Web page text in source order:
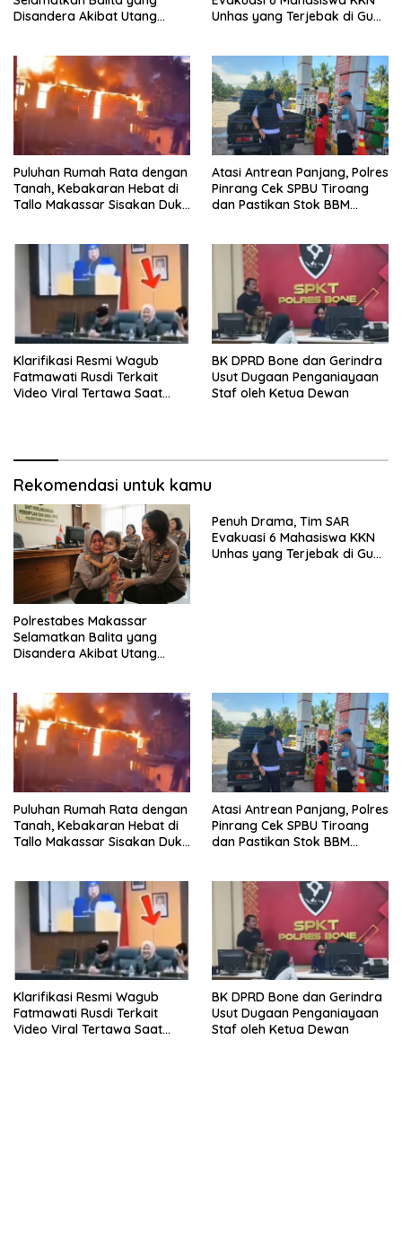
Disandera Akibat Utang
Unhas yang Terjebak di Gua
Puluhan Rumah Rata dengan
Tanah, Kebakaran Hebat di
Tallo Makassar Sisakan Duka
Atasi Antrean Panjang, Polres
Pinrang Cek SPBU Tiroang
dan Pastikan Stok BBM
Klarifikasi Resmi Wagub
Fatmawati Rusdi Terkait
Video Viral Tertawa Saat
BK DPRD Bone dan Gerindra
Usut Dugaan Penganiayaan
Staf oleh Ketua Dewan
Rekomendasi untuk kamu
Polrestabes Makassar
Selamatkan Balita yang
Disandera Akibat Utang
Penuh Drama, Tim SAR
Evakuasi 6 Mahasiswa KKN
Unhas yang Terjebak di Gua
Puluhan Rumah Rata dengan
Tanah, Kebakaran Hebat di
Tallo Makassar Sisakan Duka
Atasi Antrean Panjang, Polres
Pinrang Cek SPBU Tiroang
dan Pastikan Stok BBM
Klarifikasi Resmi Wagub
Fatmawati Rusdi Terkait
Video Viral Tertawa Saat
BK DPRD Bone dan Gerindra
Usut Dugaan Penganiayaan
Staf oleh Ketua Dewan